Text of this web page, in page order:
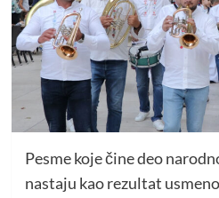
Pesme koje čine deo
nastaju kao rezultat